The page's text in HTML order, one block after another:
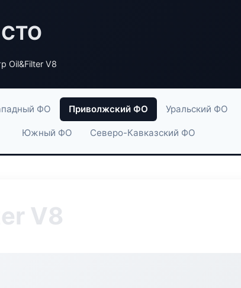
СТО
Oil&Filter V8
ФО Приволжский ФО Уральский ФО
Южный ФО Северо-Кавказский ФО
V8